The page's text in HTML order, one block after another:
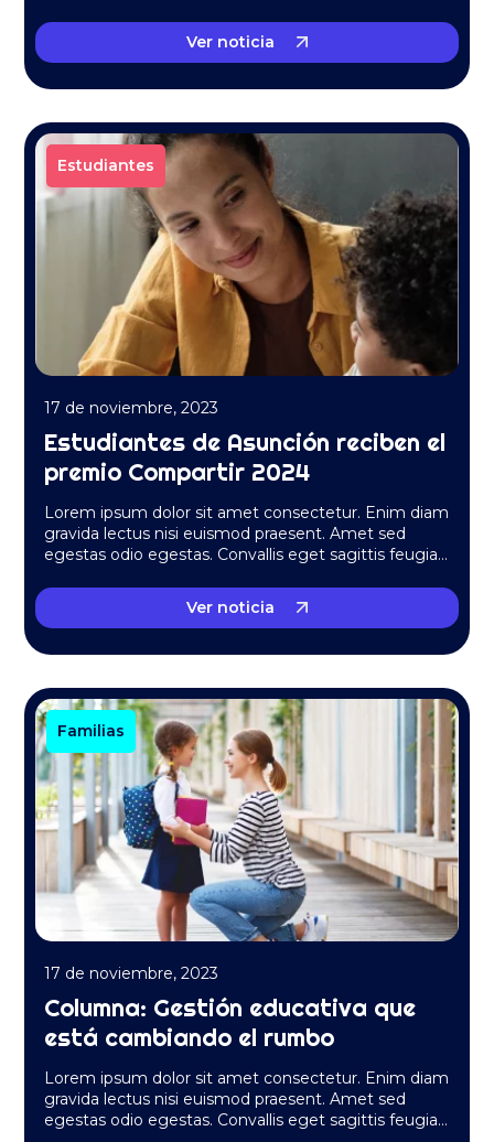
Ver noticia
Estudiantes
17 de noviembre, 2023
Estudiantes de Asunción reciben el
premio Compartir 2024
Lorem ipsum dolor sit amet consectetur. Enim diam
gravida lectus nisi euismod praesent. Amet sed
egestas odio egestas. Convallis eget sagittis feugiat
Ver noticia
Familias
17 de noviembre, 2023
Columna: Gestión educativa que
está cambiando el rumbo
Lorem ipsum dolor sit amet consectetur. Enim diam
gravida lectus nisi euismod praesent. Amet sed
egestas odio egestas. Convallis eget sagittis feugiat